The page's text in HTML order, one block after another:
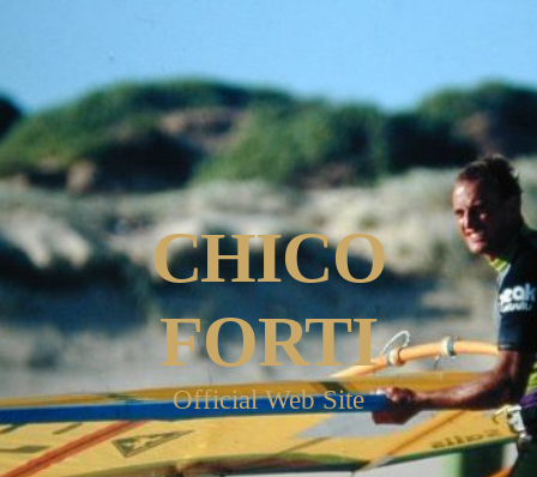
CHICO
FORTI
Official Web Site